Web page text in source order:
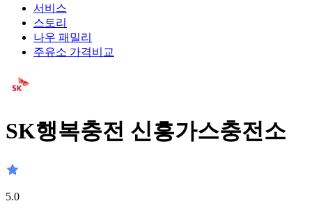
서비스
스토리
나우 패밀리
주유소 가격비교
SK행복충전 신흥가스충전소
5.0